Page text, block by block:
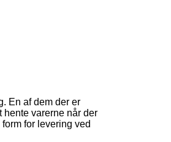
En af dem der er
varerne når der
for levering ved